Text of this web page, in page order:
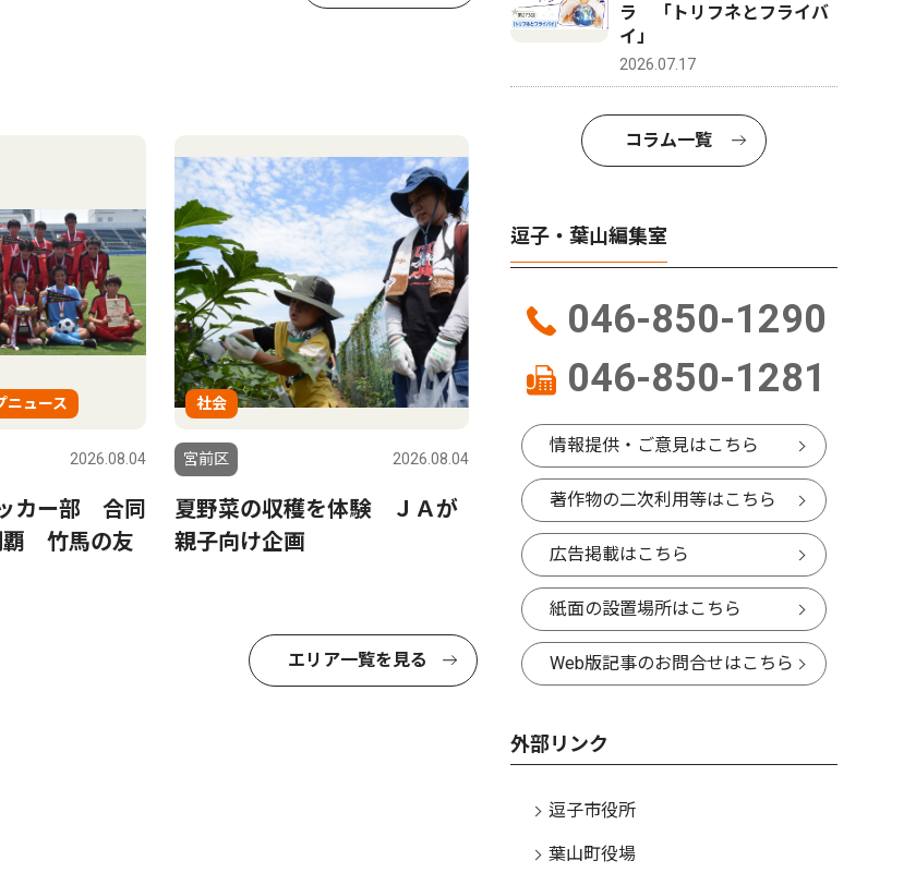
ニュース
2026.08.04
カー部 合同
覇 竹馬の友
社会
宮前区 2026.08.04
夏野菜の収穫を体験 ＪＡが
親子向け企画
エリア一覧を見る
ラ 「トリフネとフライバ
イ」
2026.07.17
コラム一覧
逗子・葉山編集室
046-850-1290
046-850-1281
情報提供・ご意見はこちら
著作物の二次利用等はこちら
広告掲載はこちら
紙面の設置場所はこちら
Web版記事のお問合せはこちら
外部リンク
逗子市役所
葉山町役場